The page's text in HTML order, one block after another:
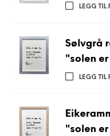
LEGG TIL
Sølvgrå
"solen
LEGG TIL
"solen